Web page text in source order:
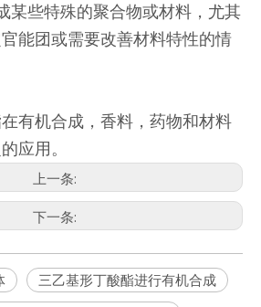
某些特殊的聚合物或材料，尤其
能团或需要改善材料特性的情
有机合成，香料，药物和材料
应用。
上一条:
下一条:
三乙基形丁酸酯进行有机合成